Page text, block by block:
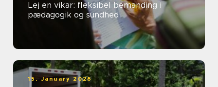
Lej en vikar: fleksibel bemanding i
pædagogik og sundhed
15. January 2026